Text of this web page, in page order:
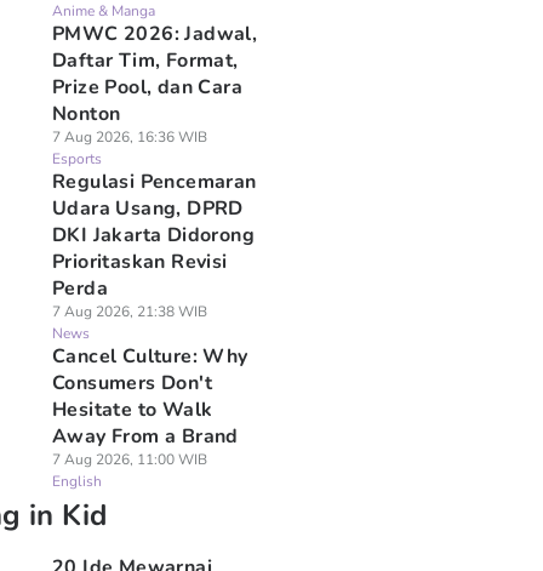
Anime & Manga
PMWC 2026: Jadwal,
Daftar Tim, Format,
Prize Pool, dan Cara
Nonton
7 Aug 2026, 16:36 WIB
Esports
Regulasi Pencemaran
Udara Usang, DPRD
DKI Jakarta Didorong
Prioritaskan Revisi
Perda
7 Aug 2026, 21:38 WIB
News
Cancel Culture: Why
Consumers Don't
Hesitate to Walk
Away From a Brand
7 Aug 2026, 11:00 WIB
English
in Kid